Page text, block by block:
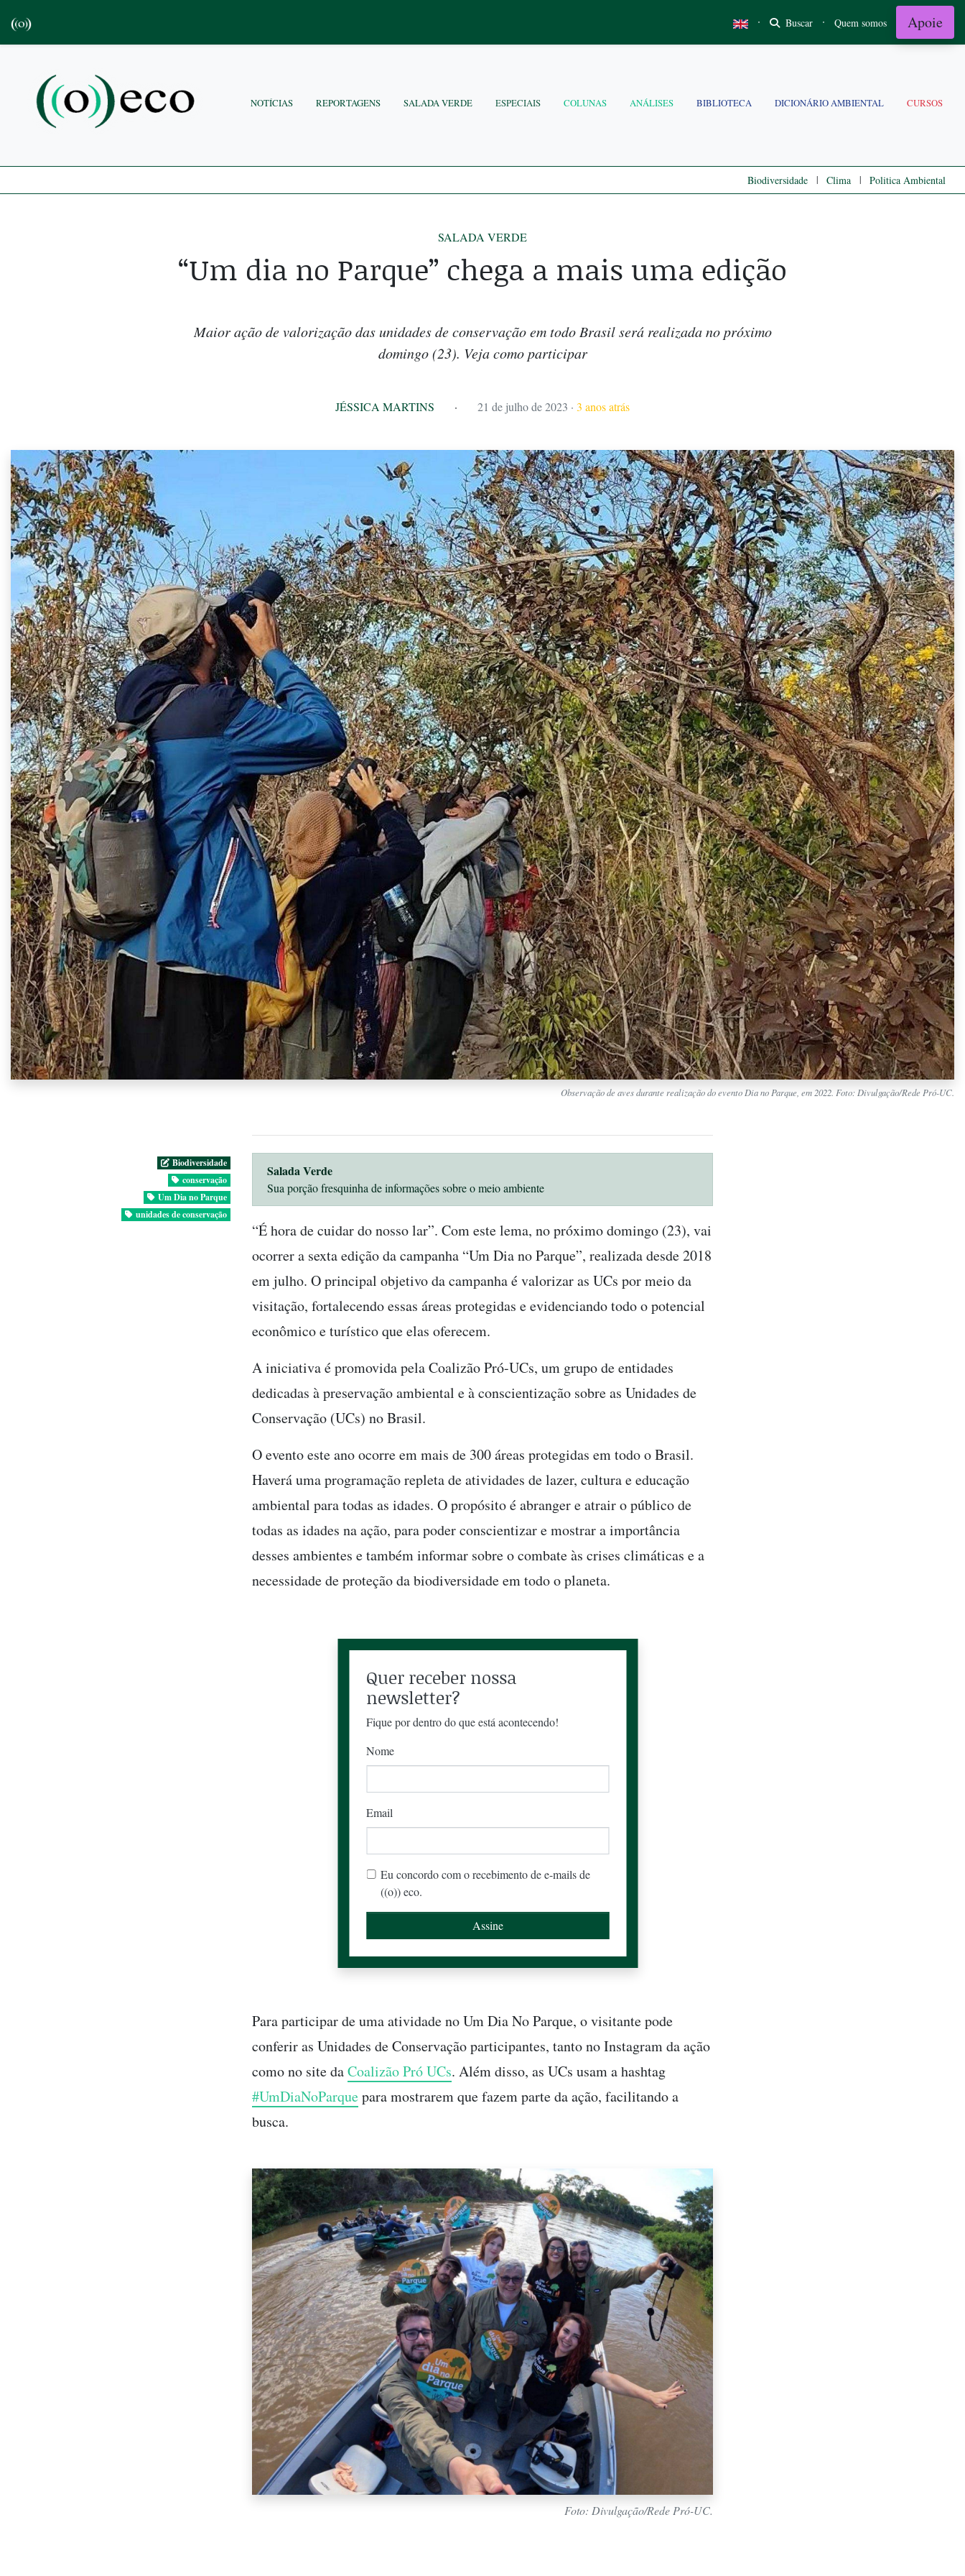
· Buscar · Quem somos Apoie
NOTÍCIAS REPORTAGENS SALADA VERDE ESPECIAIS COLUNAS ANÁLISES BIBLIOTECA DICIONÁRIO AMBIENTAL CURSOS
Biodiversidade | Clima | Politica Ambiental
SALADA VERDE
“Um dia no Parque” chega a mais uma edição
Maior ação de valorização das unidades de conservação em todo Brasil será realizada no próximo
domingo (23). Veja como participar
JÉSSICA MARTINS · 21 de julho de 2023 · 3 anos atrás
Observação de aves durante realização do evento Dia no Parque, em 2022. Foto: Divulgação/Rede Pró-UC.
Biodiversidade
conservação
Um Dia no Parque
unidades de conservação
Salada Verde
Sua porção fresquinha de informações sobre o meio ambiente
“É hora de cuidar do nosso lar”. Com este lema, no próximo domingo (23), vai
ocorrer a sexta edição da campanha “Um Dia no Parque”, realizada desde 2018
em julho. O principal objetivo da campanha é valorizar as UCs por meio da
visitação, fortalecendo essas áreas protegidas e evidenciando todo o potencial
econômico e turístico que elas oferecem.
A iniciativa é promovida pela Coalizão Pró-UCs, um grupo de entidades
dedicadas à preservação ambiental e à conscientização sobre as Unidades de
Conservação (UCs) no Brasil.
O evento este ano ocorre em mais de 300 áreas protegidas em todo o Brasil.
Haverá uma programação repleta de atividades de lazer, cultura e educação
ambiental para todas as idades. O propósito é abranger e atrair o público de
todas as idades na ação, para poder conscientizar e mostrar a importância
desses ambientes e também informar sobre o combate às crises climáticas e a
necessidade de proteção da biodiversidade em todo o planeta.
Quer receber nossa
newsletter?
Fique por dentro do que está acontecendo!
Nome
Email
Eu concordo com o recebimento de e-mails de
((o)) eco.
Para participar de uma atividade no Um Dia No Parque, o visitante pode
conferir as Unidades de Conservação participantes, tanto no Instagram da ação
como no site daCoalizão Pró UCs. Além disso, as UCs usam a hashtag
#UmDiaNoParquepara mostrarem que fazem parte da ação, facilitando a
busca.
Foto: Divulgação/Rede Pró-UC.